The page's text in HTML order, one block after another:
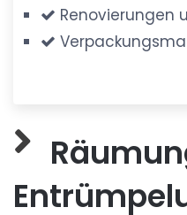
Renovierungen